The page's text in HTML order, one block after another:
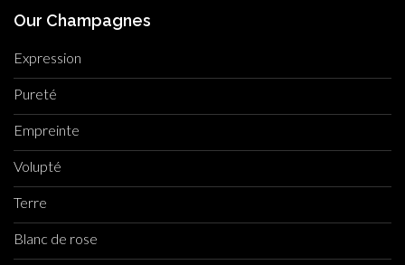
Our Champagnes
Expression
Pureté
Empreinte
Volupté
Terre
Blanc de rose